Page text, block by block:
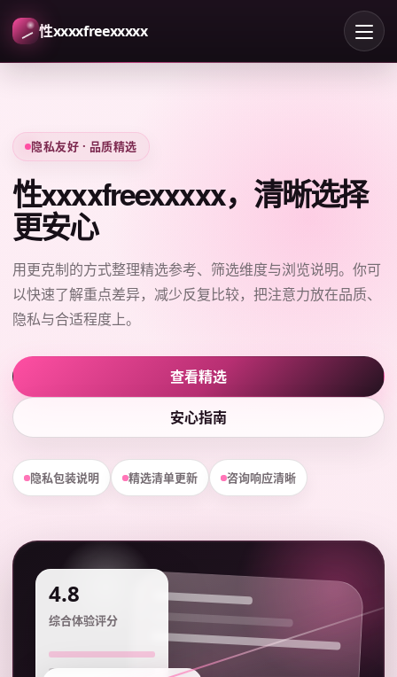
性xxxxfreexxxxx
隐私友好 · 品质精选
性xxxxfreexxxxx，清晰选择
更安心
用更克制的方式整理精选参考、筛选维度与浏览说明。你可
以快速了解重点差异，减少反复比较，把注意力放在品质、
隐私与合适程度上。
查看精选
安心指南
隐私包装说明 精选清单更新 咨询响应清晰
4.8
综合体验评分